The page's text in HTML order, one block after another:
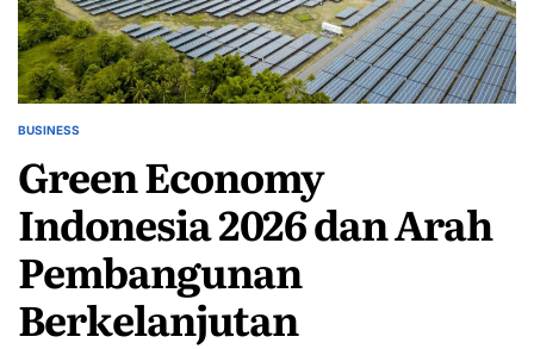
POSTED
BUSINESS
Green Economy
Indonesia 2026 dan Arah
Pembangunan
Berkelanjutan